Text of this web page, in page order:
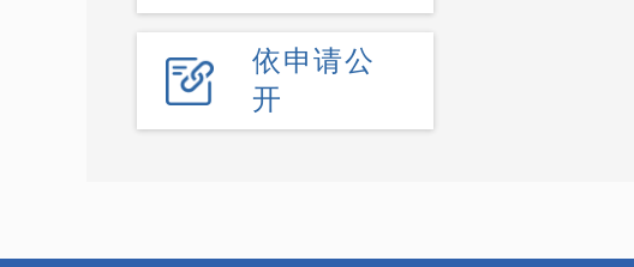
依申请公
开